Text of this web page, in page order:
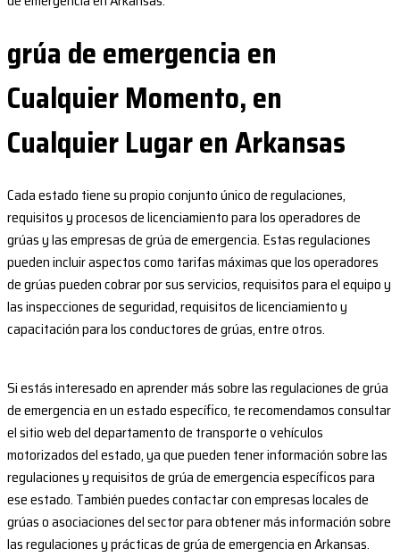
grúa de emergencia en
Cualquier Momento, en
Cualquier Lugar en Arkansas
Cada estado tiene su propio conjunto único de regulaciones,
requisitos y procesos de licenciamiento para los operadores de
grúas y las empresas de grúa de emergencia. Estas regulaciones
pueden incluir aspectos como tarifas máximas que los operadores
de grúas pueden cobrar por sus servicios, requisitos para el equipo y
las inspecciones de seguridad, requisitos de licenciamiento y
capacitación para los conductores de grúas, entre otros.
Si estás interesado en aprender más sobre las regulaciones de grúa
de emergencia en un estado específico, te recomendamos consultar
el sitio web del departamento de transporte o vehículos
motorizados del estado, ya que pueden tener información sobre las
regulaciones y requisitos de grúa de emergencia específicos para
ese estado. También puedes contactar con empresas locales de
grúas o asociaciones del sector para obtener más información sobre
las regulaciones y prácticas de grúa de emergencia en Arkansas.